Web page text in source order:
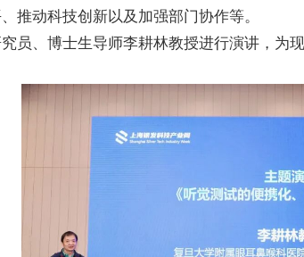
推动科技创新以及加强部门协作等。
员、博士生导师李耕林教授进行演讲，为